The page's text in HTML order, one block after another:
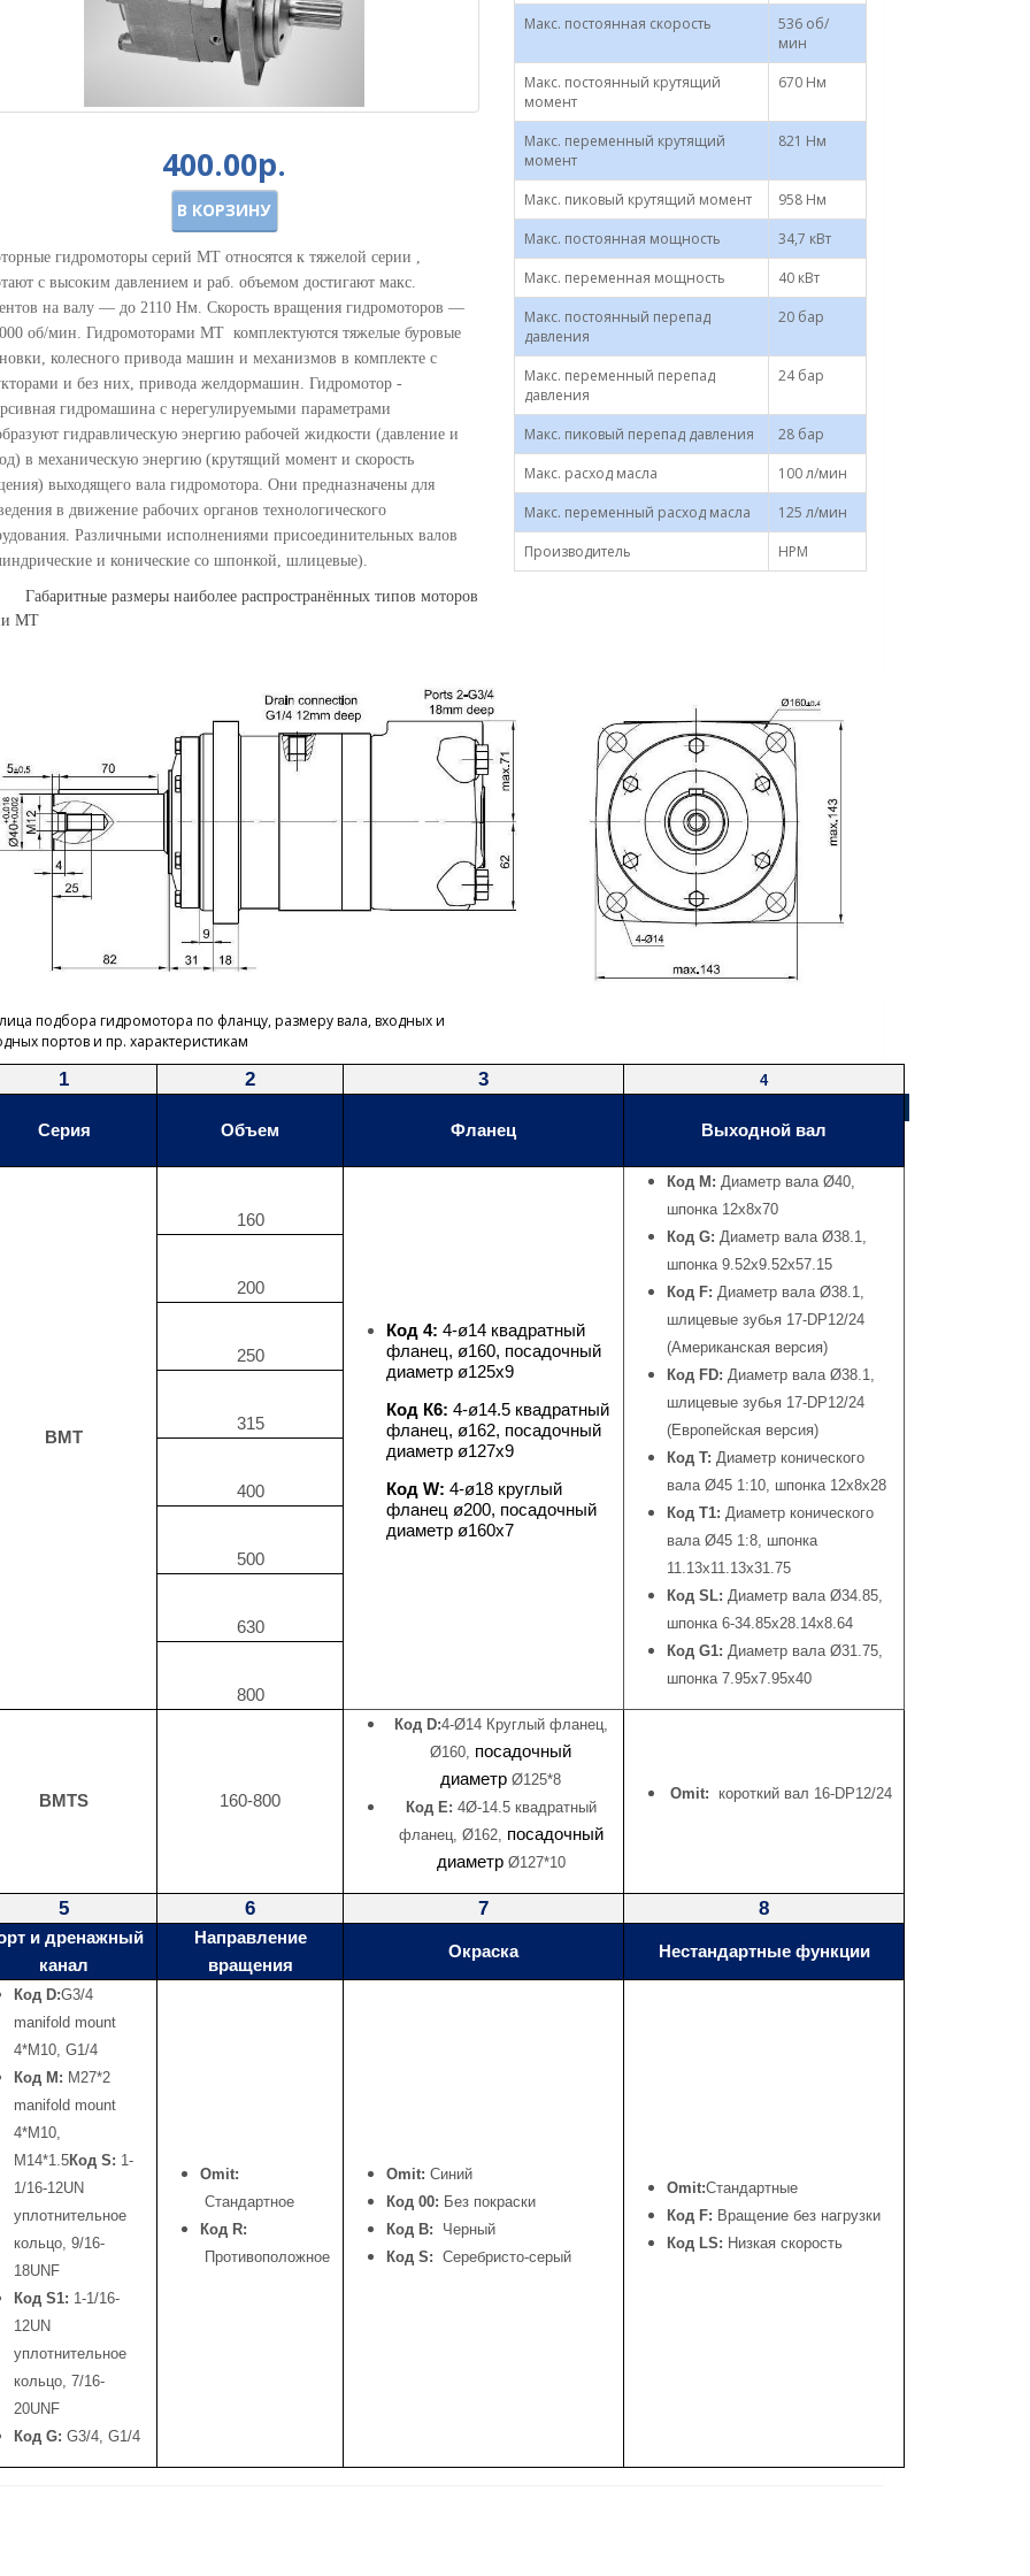
400.00р.
В КОРЗИНУ
гидромоторы серий MT относятся к тяжелой серии ,
с высоким давлением и раб. объемом достигают макс.
на валу — до 2110 Нм. Скорость вращения гидромоторов —
об/мин. Гидромоторами MT комплектуются тяжелые буровые
колесного привода машин и механизмов в комплекте с
и без них, привода желдормашин. Гидромотор -
гидромашина с нерегулируемыми параметрами
гидравлическую энергию рабочей жидкости (давление и
в механическую энергию (крутящий момент и скорость
выходящего вала гидромотора. Они предназначены для
в движение рабочих органов технологического
Различными исполнениями присоединительных валов
и конические со шпонкой, шлицевые).
размеры наиболее распространённых типов моторов
MТ
подбора гидромотора по фланцу, размеру вала, входных и
портов и пр. характеристикам
1 2 3 4
Серия Объем Фланец Выходной вал
BMT
160
Код 4: 4-ø14 квадратный
фланец, ø160, посадочный
диаметр ø125x9
Код К6: 4-ø14.5 квадратный
фланец, ø162, посадочный
диаметр ø127x9
Код W: 4-ø18 круглый
фланец ø200, посадочный
диаметр ø160x7
Код М: Диаметр вала Ø40,
шпонка 12x8x70
Код G: Диаметр вала Ø38.1,
шпонка 9.52x9.52x57.15
Код F: Диаметр вала Ø38.1,
шлицевые зубья 17-DP12/24
(Американская версия)
Код FD: Диаметр вала Ø38.1,
шлицевые зубья 17-DP12/24
(Европейская версия)
Код T: Диаметр конического
вала Ø45 1:10, шпонка 12x8x28
Код T1: Диаметр конического
вала Ø45 1:8, шпонка
11.13x11.13x31.75
Код SL: Диаметр вала Ø34.85,
шпонка 6-34.85x28.14x8.64
Код G1: Диаметр вала Ø31.75,
шпонка 7.95x7.95x40
200
250
315
400
500
630
800
BMTS 160-800
Код D:4-Ø14 Круглый фланец,
Ø160, посадочный
диаметр Ø125*8
Код E: 4Ø-14.5 квадратный
фланец, Ø162, посадочный
диаметрØ127*10
Omit: короткий вал 16-DP12/24
5 6 7 8
и дренажный
канал
Направление
вращения
Окраска Нестандартные функции
Код D:G3/4
manifold mount
4*M10, G1/4
Код М: М27*2
manifold mount
4*M10,
M14*1.5Код S: 1-
1/16-12UN
уплотнительное
кольцо, 9/16-
18UNF
Код S1: 1-1/16-
12UN
уплотнительное
кольцо, 7/16-
20UNF
Код G: G3/4, G1/4
Omit:
Стандартное
Код R:
Противоположное
Omit:Синий
Код 00: Без покраски
Код B: Черный
Код S:Серебристо-серый
Omit:Стандартные
Код F: Вращение без нагрузки
Код LS: Низкая скорость
Макс. постоянная скорость
536 об/
мин
Макс. постоянный крутящий
момент
670 Нм
Макс. переменный крутящий
момент
821 Нм
Макс. пиковый крутящий момент
958 Нм
Макс. постоянная мощность
34,7 кВт
Макс. переменная мощность
40 кВт
Макс. постоянный перепад
давления
20 бар
Макс. переменный перепад
давления
24 бар
Макс. пиковый перепад давления
28 бар
Макс. расход масла
100 л/мин
Макс. переменный расход масла
125 л/мин
Производитель
HPM